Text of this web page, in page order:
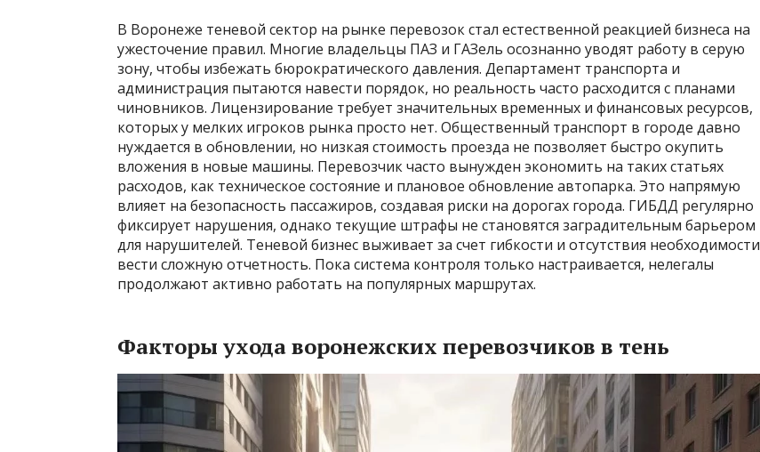
В Воронеже теневой сектор на рынке перевозок стал естественной реакцией бизнеса на
ужесточение правил. Многие владельцы ПАЗ и ГАЗель осознанно уводят работу в серую
зону, чтобы избежать бюрократического давления. Департамент транспорта и
администрация пытаются навести порядок, но реальность часто расходится с планами
чиновников. Лицензирование требует значительных временных и финансовых ресурсов,
которых у мелких игроков рынка просто нет. Общественный транспорт в городе давно
нуждается в обновлении, но низкая стоимость проезда не позволяет быстро окупить
вложения в новые машины. Перевозчик часто вынужден экономить на таких статьях
расходов, как техническое состояние и плановое обновление автопарка. Это напрямую
влияет на безопасность пассажиров, создавая риски на дорогах города. ГИБДД регулярно
фиксирует нарушения, однако текущие штрафы не становятся заградительным барьером
для нарушителей. Теневой бизнес выживает за счет гибкости и отсутствия необходимости
вести сложную отчетность. Пока система контроля только настраивается, нелегалы
продолжают активно работать на популярных маршрутах.
Факторы ухода воронежских перевозчиков в тень